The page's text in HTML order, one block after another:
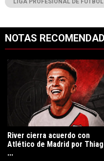
LIGA PROFESIONAL DE FÚTBOL
NOTAS
Un artículo de tendencia con
River cierra acuerdo con
Atlético de Madrid por
...